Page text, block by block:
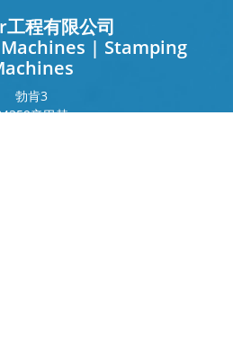
程有限公司
| Stamping
勃肯3
辛巴赫